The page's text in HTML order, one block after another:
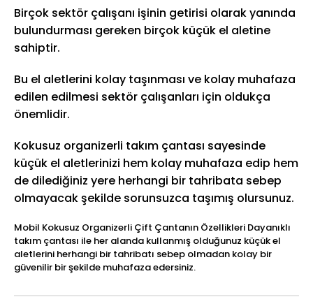
Birçok sektör çalışanı işinin getirisi olarak yanında
bulundurması gereken birçok küçük el aletine
sahiptir.
Bu el aletlerini kolay taşınması ve kolay muhafaza
edilen edilmesi sektör çalışanları için oldukça
önemlidir.
Kokusuz organizerli takım çantası sayesinde
küçük el aletlerinizi hem kolay muhafaza edip hem
de dilediğiniz yere herhangi bir tahribata sebep
olmayacak şekilde sorunsuzca taşımış olursunuz.
Mobil Kokusuz Organizerli Çift Çantanın Özellikleri Dayanıklı
takım çantası ile her alanda kullanmış olduğunuz küçük el
aletlerini herhangi bir tahribatı sebep olmadan kolay bir
güvenilir bir şekilde muhafaza edersiniz.